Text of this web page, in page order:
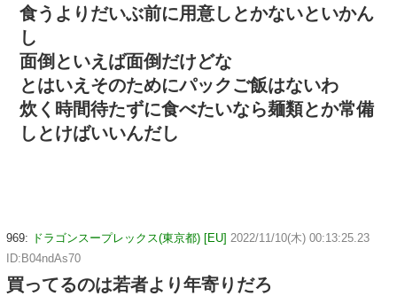
食うよりだいぶ前に用意しとかないといかん
し
面倒といえば面倒だけどな
とはいえそのためにパックご飯はないわ
炊く時間待たずに食べたいなら麺類とか常備
しとけばいいんだし
969: ドラゴンスープレックス(東京都) [EU] 2022/11/10(木) 00:13:25.23
ID:B04ndAs70
買ってるのは若者より年寄りだろ